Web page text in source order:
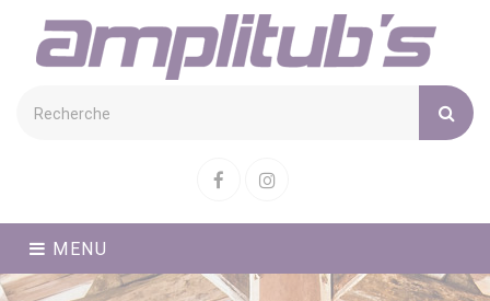
FacebookInstagram
MENU
Cookies management panel